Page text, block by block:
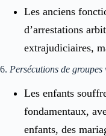
Les anciens
d’arrestations
extrajudiciaires,
6. Persécutions de groupes
Les enfants
fondamentaux,
enfants, des